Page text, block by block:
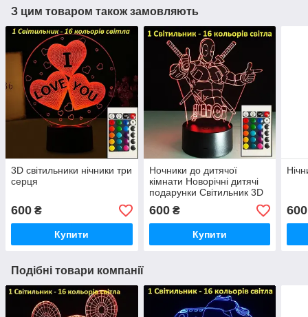
З цим товаром також замовляють
3D світильники нічники три
серця
600 ₴
Купити
Ночники до дитячої
кімнати Новорічні дитячі
подарунки Світильник 3D
Дедпул
600₴
Купити
600
Подібні товари компанії